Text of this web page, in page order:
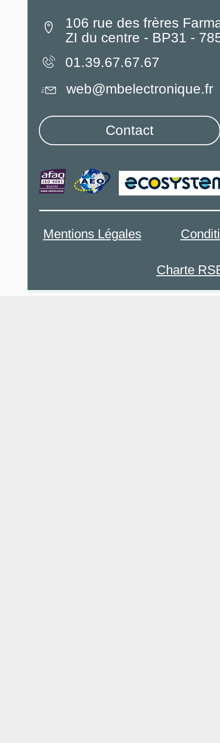
106 rue des frères
ZI du centre - BP31 -
01.39.67.67.67
Mentions Légales
Charte
web@mbelectronique.fr
Contact